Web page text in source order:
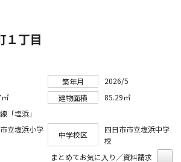
１丁目
築年月
2026/5
建物面積
85.29㎡
「塩浜」
立塩浜小学
中学校区
四日市市立塩浜中学
校
まとめてお気に入り／資料請求